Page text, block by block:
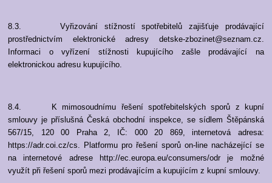
8.3. Vyřizování stížností spotřebitelů zajišťuje prodávající
prostřednictvím elektronické adresy detske-zbozinet@seznam.cz.
Informaci o vyřízení stížnosti kupujícího zašle prodávající na
elektronickou adresu kupujícího.
8.4. K mimosoudnímu řešení spotřebitelských sporů z kupní
smlouvy je příslušná Česká obchodní inspekce, se sídlem Štěpánská
567/15, 120 00 Praha 2, IČ: 000 20 869, internetová adresa:
https://adr.coi.cz/cs. Platformu pro řešení sporů on-line nacházející se
na internetové adrese http://ec.europa.eu/consumers/odr je možné
využít při řešení sporů mezi prodávajícím a kupujícím z kupní smlouvy.